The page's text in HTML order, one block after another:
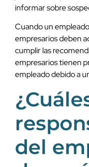
informar sobre
Cuando un
empresarios deben
cumplir las
empresarios tienen
empleado debido a
del